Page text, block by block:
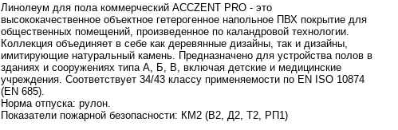
Линолеум для пола коммерческий ACCZENT PRO - это
высококачественное объектное гетерогенное напольное ПВХ покрытие для
общественных помещений, произведенное по каландровой технологии.
Коллекция объединяет в себе как деревянные дизайны, так и дизайны,
имитирующие натуральный камень. Предназначено для устройства полов в
зданиях и сооружениях типа А, Б, В, включая детские и медицинские
учреждения. Соответствует 34/43 классу применяемости по EN ISO 10874
(EN 685).
Норма отпуска: рулон.
Показатели пожарной безопасности: КМ2 (В2, Д2, Т2, РП1)